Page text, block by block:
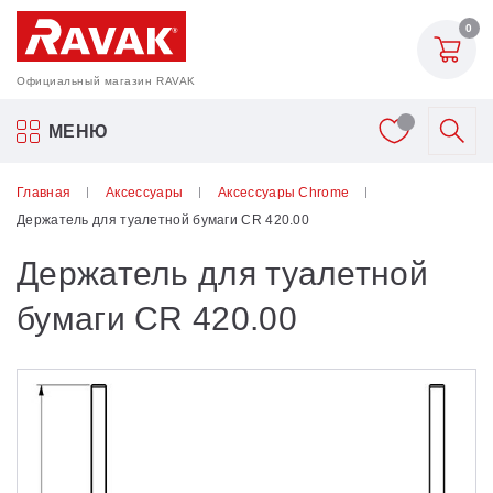
Официальный магазин RAVAK
0
МЕНЮ
Акриловые ванны Ravak
Главная Аксессуары
Аксессуары Сhrome
Держатель для туалетной бумаги CR 420.00
Держатель для туалетной
бумаги CR 420.00